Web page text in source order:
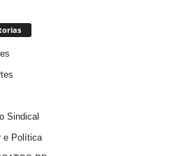
Sindical
e Política